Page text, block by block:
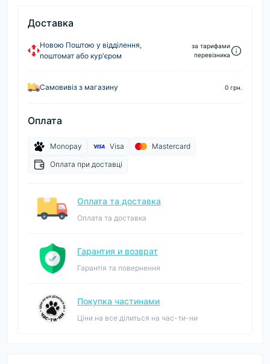
Доставка
Новою Поштою у відділення,
поштомат або кур'єром
за тарифами
перевізника
Самовивіз з магазину 0 грн.
Оплата
Monopay Visa
Mastercard
Оплата при доставці
Оплата та доставка
Оплата та доставка
Гарантия и возврат
Гарантія та повернення
Покупка частинами
Ціни на все ділиться на час-ти-ни